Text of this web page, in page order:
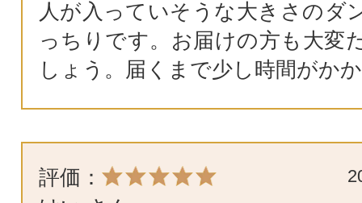
人が入っていそうな大きさのダ
っちりです。お届けの方も大変
しょう。届くまで少し時間がか
評価：